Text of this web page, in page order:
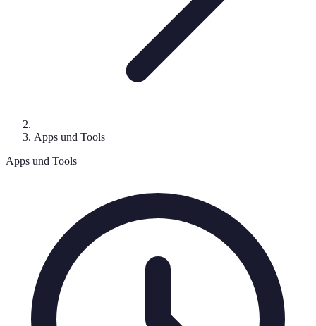
Apps und Tools
Apps und Tools